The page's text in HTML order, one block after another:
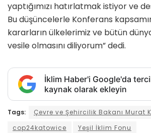
yaptığımızı hatırlatmak istiyor ve
Bu düşüncelerle Konferans
kararların ülkelerimiz ve bütün
vesile olmasını diliyorum” dedi.
İklim Haber'i Google'da
kaynak olarak ekleyin
Tags:
Çevre ve Şehircilik Bakanı Murat
cop24katowice
Yeşil İklim Fonu